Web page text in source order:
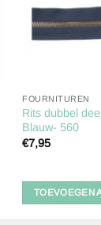
FOURNITUREN
Rits dubbel
Blauw- 560
€7,95
TOEVOEGEN